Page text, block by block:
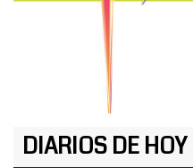
DIARIOS DE HOY